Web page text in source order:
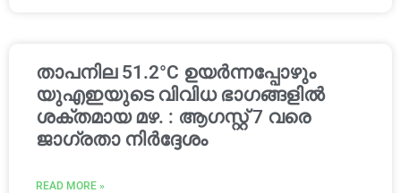
താപനില 51.2°C ഉയർന്നപ്പോഴും
യുഎഇയുടെ വിവിധ ഭാഗങ്ങളിൽ
ശക്തമായ മഴ. : ആഗസ്റ്റ് 7 വരെ
ജാഗ്രതാ നിർദ്ദേശം
READ MORE »